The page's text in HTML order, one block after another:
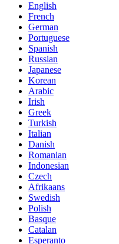
English
French
German
Portuguese
Spanish
Russian
Japanese
Korean
Arabic
Irish
Greek
Turkish
Italian
Danish
Romanian
Indonesian
Czech
Afrikaans
Swedish
Polish
Basque
Catalan
Esperanto